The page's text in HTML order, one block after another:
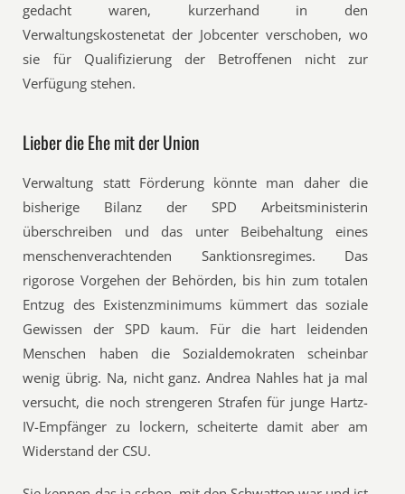
gedacht waren, kurzerhand in den
Verwaltungskostenetat der Jobcenter verschoben, wo
sie für Qualifizierung der Betroffenen nicht zur
Verfügung stehen.
Lieber die Ehe mit der Union
Verwaltung statt Förderung könnte man daher die
bisherige Bilanz der SPD Arbeitsministerin
überschreiben und das unter Beibehaltung eines
menschenverachtenden Sanktionsregimes. Das
rigorose Vorgehen der Behörden, bis hin zum totalen
Entzug des Existenzminimums kümmert das soziale
Gewissen der SPD kaum. Für die hart leidenden
Menschen haben die Sozialdemokraten scheinbar
wenig übrig. Na, nicht ganz. Andrea Nahles hat ja mal
versucht, die noch strengeren Strafen für junge Hartz-
IV-Empfänger zu lockern, scheiterte damit aber am
Widerstand der CSU.